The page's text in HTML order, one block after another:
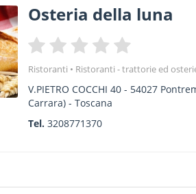
Osteria della luna
Ristoranti Ristoranti - trattorie ed
V.PIETRO COCCHI 40 - 54027
Carrara) -Toscana
Tel.3208771370